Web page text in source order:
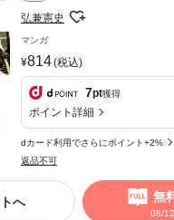
弘兼憲史
マンガ
814(税込)
7pt獲得
ポイント詳細
dカード利用でさらにポイント+2%
返品不可
へ 無
08/